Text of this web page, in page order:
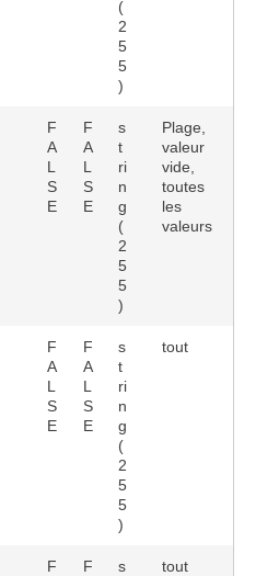
(
2
5
5
)
F
A
L
S
E
F
A
L
S
E
s
t
ri
n
g
(
2
5
5
)
Plage,
valeur
vide,
toutes
les
valeurs
F
A
L
S
E
F
A
L
S
E
s
t
ri
n
g
(
2
5
5
)
tout
F
F
s
tout